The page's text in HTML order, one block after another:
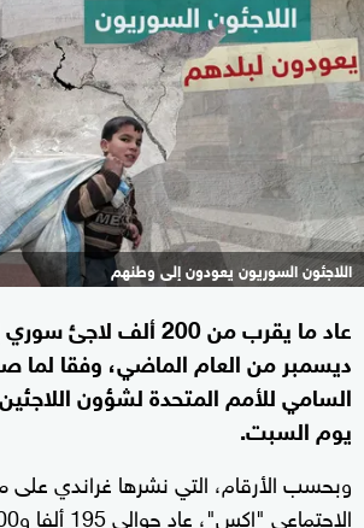
اللاجئون السوريون يعودون إلى وطنهم
عاد ما يقرب من 200 ألف
ديسمبر من العام الماضي، وفقا
السامي للأمم المتحدة لشؤون
يوم السبت.
وبحسب الأرقام، التي نشرها غراندي